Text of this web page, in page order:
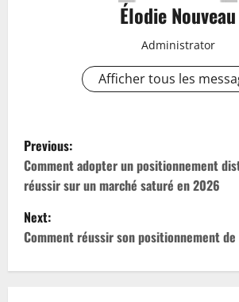
Élodie Nouveau
Administrator
Afficher tous les
P
o
s
t
n
Previous:
Comment adopter un positionnement
réussir sur un marché saturé en 2026
Next:
Comment réussir son positionnement